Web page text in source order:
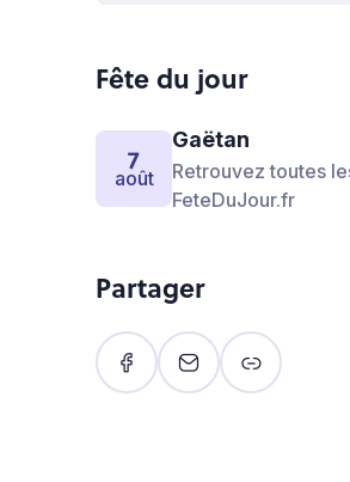
Fête du jour
7
août
Gaëtan
Retrouvez toutes
FeteDuJour.fr
Partager